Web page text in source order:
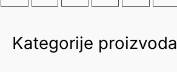
Kategorije proizvoda